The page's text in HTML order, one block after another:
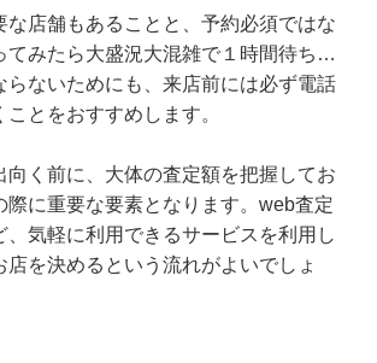
な店舗もあることと、予約必須ではな
てみたら大盛況大混雑で１時間待ち…
らないためにも、来店前には必ず電話
とをおすすめします。
向く前に、大体の査定額を把握してお
際に重要な要素となります。web査定
、気軽に利用できるサービスを利用し
店を決めるという流れがよいでしょ